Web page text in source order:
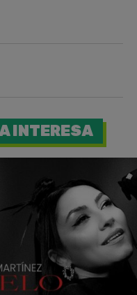
INTERESA